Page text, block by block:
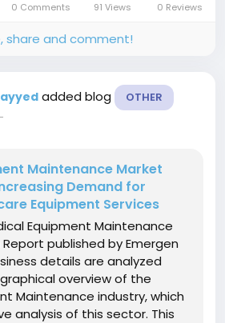
as well as crucial...
0 Comments 91 Views 0 Reviews
share and comment!
added blog OTHER
-
Maintenance Market
Demand for
Equipment Services
Equipment Maintenance
published by Emergen
details are analyzed
overview of the
Maintenance industry, which
analysis of this sector. This